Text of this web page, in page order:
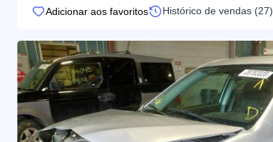
Adicionar aos favoritos Histórico de vendas (27)